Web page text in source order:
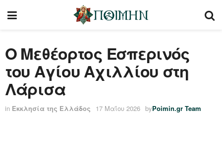
Ο Μεθέορτος Εσπερινός
του Αγίου Αχιλλίου στη
Λάρισα
in Εκκλησία της Ελλάδος 17 Μαΐου 2026 byPoimin.gr Team